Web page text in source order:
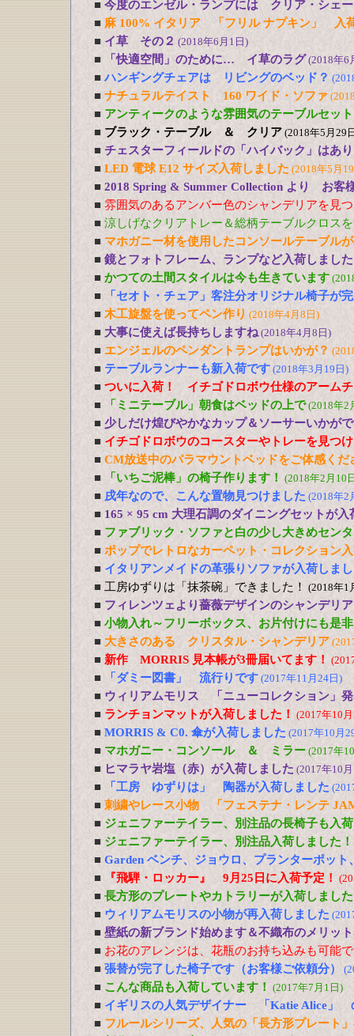
■ 今度のエンゼル・ランプには クリア・シェ
■ 麻 100% イタリア 「フリル ナプキン」 入
■ イ草 その２ (2018年6月1日)
■ 「快適空間」のために… イ草のラグ (2018年6
■ ハンギングチェアは リビングのベッド？
■ ナチュラルテイスト 160 ワイド・ソファ
■ アンティークのような雰囲気のテーブルセット
■ ブラック・テーブル ＆ クリア (2018年5月29
■ チェスターフィールドの「ハイバック」はあ
■ LED 電球 E12 サイズ入荷しました (2018年5月
■ 2018 Spring & Summer Collection より お客
■ 雰囲気のあるアンバー色のシャンデリアを見
■ 涼しげなクリアトレー＆総柄テーブルクロス
■ マホガニー材を使用したコンソールテーブル
■ 鏡とフォトフレーム、ランプなど入荷しました
■ かつての土間スタイルは今も生きています
■
「セオト・チェア」客注分オリジナル椅子が
■ 木工旋盤を使ってペン作り (2018年4月8日)
■ 大事に使えば長持ちしますね(2018年4月8日)
■ エンジェルのペンダントランプはいかが？
■ テーブルランナーも新入荷です (2018年3月19日)
■ ついに入荷！ イチゴドロボウ仕様のアーム
■
「ミニテーブル」朝食はベッドの上で(2018年2
■ 少しだけ煌びやかなカップ＆ソーサーいかが
■ イチゴドロボウのコースターやトレーを見つ
■ CM放送中のパラマウントベッドをご体感くだ
■
「いちご泥棒」の椅子作ります！ (2018年2月10
■ 戌年なので、こんな置物見つけました (2018年2
■ 165 × 95 cm 大理石調のダイニングセットが入
■ ファブリック・ソファと白の少し大きめセン
■ ポップでレトロなカーペット・コレクション
■ イタリアンメイドの革張りソファが入荷しま
■ 工房ゆずりは「抹茶碗」できました！ (2018年1
■ フィレンツェより薔薇デザインのシャンデリア
■ 小物入れ～フリーボックス、お片付けにも是
■ 大きさのある クリスタル・シャンデリア
■ 新作 MORRIS 見本帳が3冊届いてます！
■ 「ダミー図書」 流行りです (2017年11月24日)
■ ウィリアムモリス 「ニューコレクション」
■ ランチョンマットが入荷しました！ (2017年10
■ MORRIS & C0. 傘が入荷しました (2017年10月
■ マホガニー・コンソール ＆ ミラー (2017年
■ ヒマラヤ岩塩（赤）が入荷しました (2017年10
■ 「工房 ゆずりは」 陶器が入荷しました
■ 刺繍やレース小物 「フェステナ・レンテ
■ ジェニファーテイラー、別注品の長椅子も入
■ ジェニファーテイラー、別注品入荷しました！
■ Garden ベンチ、ジョウロ、プランターポット
■
『飛騨・ロッカー』 9月25日に入荷予定！
■ 長方形のプレートやカトラリーが入荷しました
■ ウィリアムモリスの小物が再入荷しました
■ 壁紙の新ブランド始めます＆不織布のメリッ
■ お花のアレンジは、花瓶のお持ち込みも可能
■ 張替が完了した椅子です（お客様ご依頼分）
■ こんな商品も入荷しています！ (2017年7月1日)
■ イギリスの人気デザイナー 「Katie Alice」
■ フルールシリーズ、人気の「長方形プレート